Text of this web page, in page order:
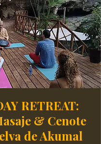
RETREAT:
& Cenote
de Akumal